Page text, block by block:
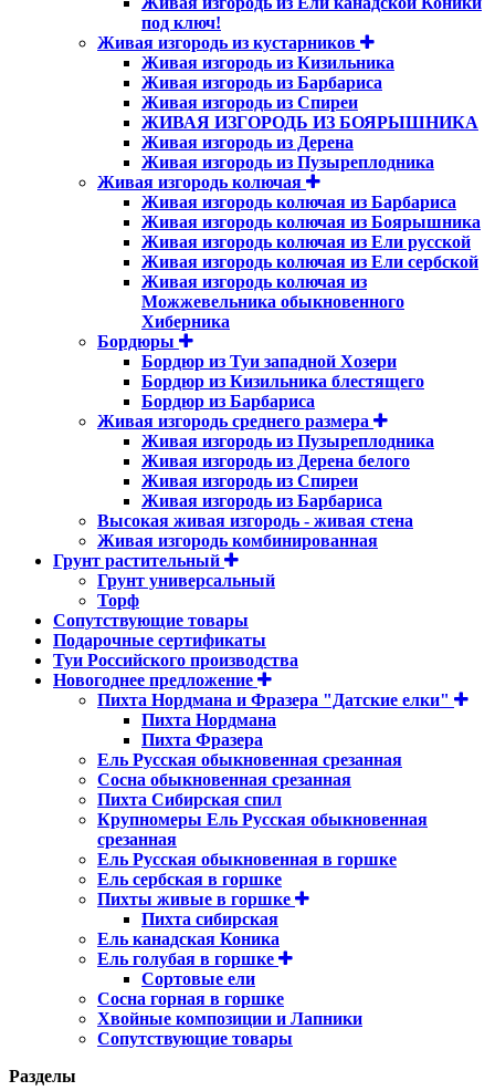
под ключ!
Живая изгородь из кустарников
Живая изгородь из Кизильника
Живая изгородь из Барбариса
Живая изгородь из Спиреи
ЖИВАЯ ИЗГОРОДЬ ИЗ БОЯРЫШНИКА
Живая изгородь из Дерена
Живая изгородь из Пузыреплодника
Живая изгородь колючая
Живая изгородь колючая из Барбариса
Живая изгородь колючая из Боярышника
Живая изгородь колючая из Ели русской
Живая изгородь колючая из Ели сербской
Живая изгородь колючая из
Можжевельника обыкновенного
Хиберника
Бордюры
Бордюр из Туи западной Хозери
Бордюр из Кизильника блестящего
Бордюр из Барбариса
Живая изгородь среднего размера
Живая изгородь из Пузыреплодника
Живая изгородь из Дерена белого
Живая изгородь из Спиреи
Живая изгородь из Барбариса
Высокая живая изгородь - живая стена
Живая изгородь комбинированная
Грунт растительный
Грунт универсальный
Торф
Сопутствующие товары
Подарочные сертификаты
Туи Российского производства
Новогоднее предложение
Пихта Нордмана и Фразера "Датские елки"
Пихта Нордмана
Пихта Фразера
Ель Русская обыкновенная срезанная
Сосна обыкновенная срезанная
Пихта Сибирская спил
Крупномеры Ель Русская обыкновенная
срезанная
Ель Русская обыкновенная в горшке
Ель сербская в горшке
Пихты живые в горшке
Пихта сибирская
Ель канадская Коника
Ель голубая в горшке
Сортовые ели
Сосна горная в горшке
Хвойные композиции и Лапники
Сопутствующие товары
Разделы